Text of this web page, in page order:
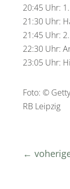
20:45 Uhr:
21:30 Uhr:
21:45 Uhr:
22:30 Uhr:
23:05 Uhr:
Foto: ©
RB Leipzig
←